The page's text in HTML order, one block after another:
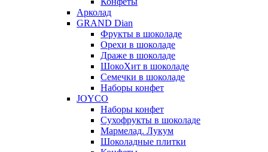
Арколад
GRAND Dian
Фрукты в шоколаде
Орехи в шоколаде
Драже в шоколаде
ШокоХит в шоколаде
Семечки в шоколаде
Наборы конфет
JOYCO
Наборы конфет
Сухофрукты в шоколаде
Мармелад. Лукум
Шоколадные плитки